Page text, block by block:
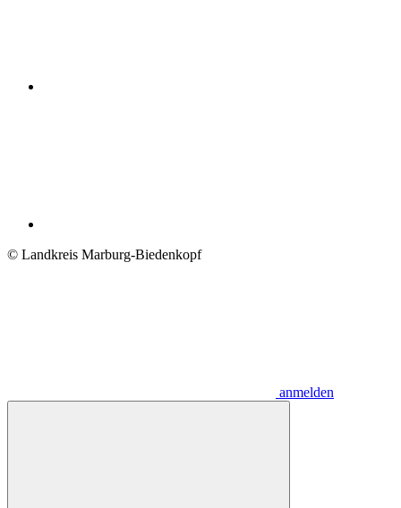
© Landkreis Marburg-Biedenkopf
anmelden